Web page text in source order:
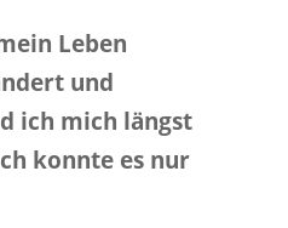
Leben
und
ich mich längst
konnte es nur